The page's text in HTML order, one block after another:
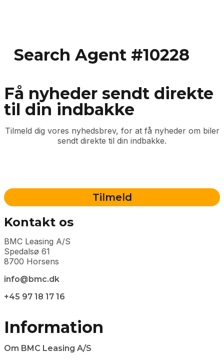
Search Agent #10228
Få nyheder sendt direkte
til din indbakke
Tilmeld dig vores nyhedsbrev, for at få nyheder om biler
sendt direkte til din indbakke.
Kontakt os
BMC Leasing A/S
Spedalsø 61
8700 Horsens
info@bmc.dk
+45 97 18 17 16
Information
Om BMC Leasing A/S